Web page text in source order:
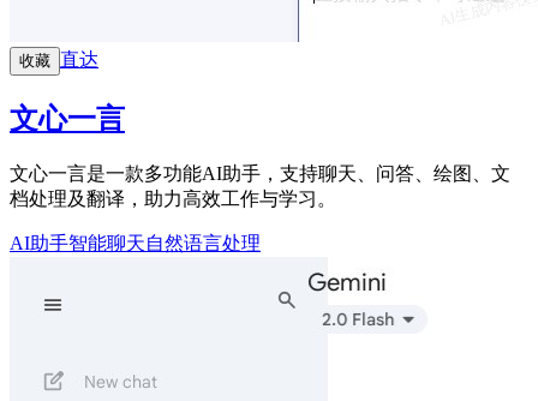
收藏 直达
文心一言
文心一言是一款多功能AI助手，支持聊天、问答、绘图、文
档处理及翻译，助力高效工作与学习。
AI助手智能聊天自然语言处理